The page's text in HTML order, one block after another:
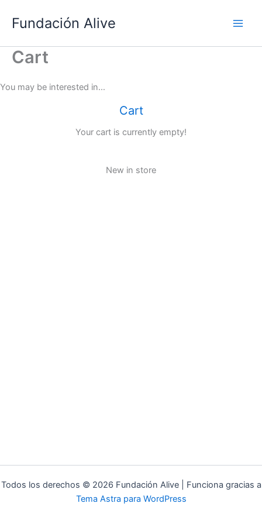
Fundación Alive
Cart
You may be interested in…
Cart
Your cart is currently empty!
New in store
Todos los derechos © 2026 Fundación Alive | Funciona gracias a
Tema Astra para WordPress